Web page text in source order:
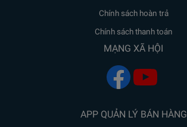
Chính sách hoàn trả
Chính sách thanh toán
MẠNG XÃ HỘI
APP QUẢN LÝ BÁN HÀNG